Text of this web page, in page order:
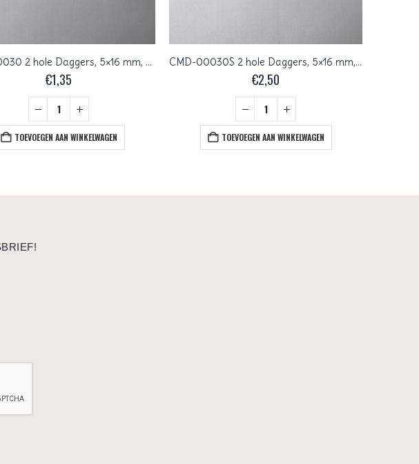
CMD-00030 2 hole Daggers, 5×16 mm, Czech Mates, Crystal
€1,35
TOEVOEGEN AAN WINKELWAGEN
CMD-00030S 2 hole Daggers, 5×16 mm, Czech Mates, Silver
€2,50
TOEVOEGEN AAN WINKELWAGEN